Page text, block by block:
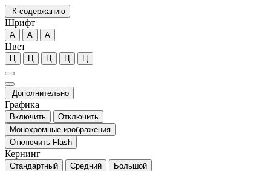
К содержанию
Шрифт
А А А
Цвет
Ц Ц Ц Ц Ц
Дополнительно
Графика
Включить
Отключить
Монохромные изображения
Отключить Flash
Кернинг
Стандартный Средний Большой